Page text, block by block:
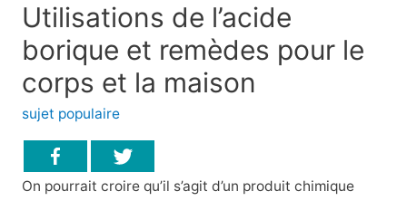
Utilisations de l’acide
borique et remèdes pour le
corps et la maison
sujet populaire
On pourrait croire qu’il s’agit d’un produit chimique